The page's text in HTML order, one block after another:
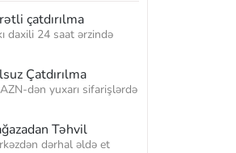
çatdırılma
daxili 24 saat ərzində
Çatdırılma
dən yuxarı sifarişlərdə
Təhvil
dərhal əldə et